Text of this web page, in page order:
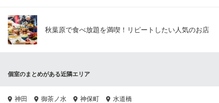
秋葉原で食べ放題を満喫！リピートしたい人気のお店
個室のまとめがある近隣エリア
神田 御茶ノ水 神保町 水道橋